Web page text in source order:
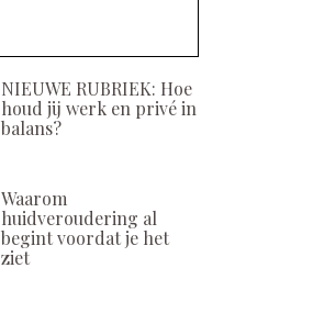
NIEUWE RUBRIEK: Hoe
houd jij werk en privé in
balans?
Waarom
huidveroudering al
begint voordat je het
ziet